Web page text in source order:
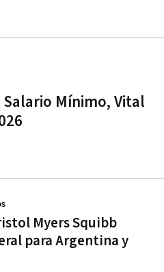
Mínimo, Vital
Myers Squibb
para Argentina y